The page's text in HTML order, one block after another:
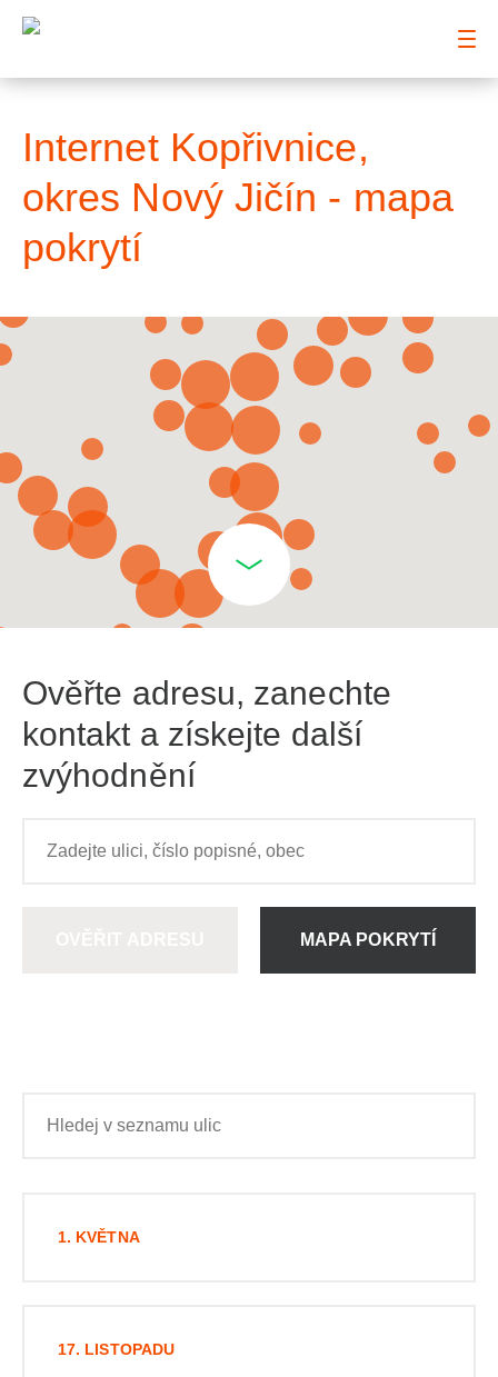
Internet Kopřivnice,
okres Nový Jičín - mapa
pokrytí
Ověřte adresu, zanechte
kontakt a získejte další
zvýhodnění
MAPA POKRYTÍ
1. KVĚTNA
17. LISTOPADU
: Mapa pokrytí město